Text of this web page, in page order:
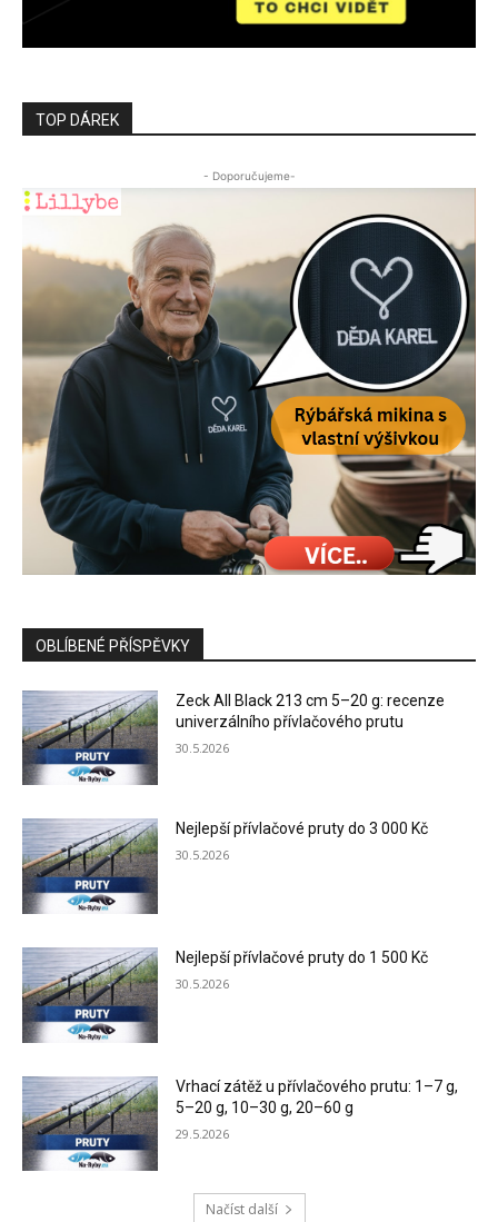
TOP DÁREK
- Doporučujeme-
OBLÍBENÉ PŘÍSPĚVKY
Zeck All Black 213 cm 5–20 g: recenze
univerzálního přívlačového prutu
30.5.2026
Nejlepší přívlačové pruty do 3 000 Kč
30.5.2026
Nejlepší přívlačové pruty do 1 500 Kč
30.5.2026
Vrhací zátěž u přívlačového prutu: 1–7 g,
5–20 g, 10–30 g, 20–60 g
29.5.2026
Načíst další